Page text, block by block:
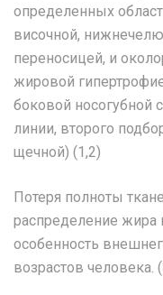
определенных
височной,
переносицей, и
жировой
боковой носогубной
линии, второго
щечной) (1,2)
Потеря полноты
распределение жира
особенность
возрастов человека.